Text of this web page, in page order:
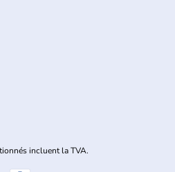
incluent la TVA.